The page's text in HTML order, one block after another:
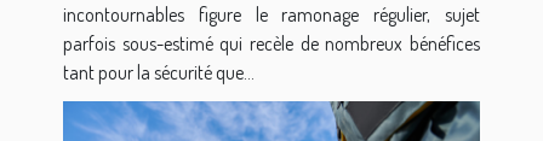
incontournables figure le ramonage régulier, sujet
parfois sous-estimé qui recèle de nombreux bénéfices
tant pour la sécurité que...